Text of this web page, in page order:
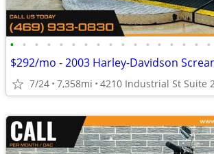
• • • • • • • • • • • • • • • • •
$292/mo - 2003 Harley-Davidson
7/24 7,358mi